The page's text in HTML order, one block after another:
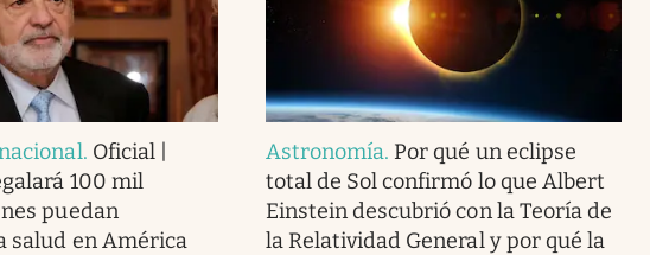
. Oficial |
100 mil
puedan
salud en América
Astronomía. Por qué un eclipse
total de Sol confirmó lo que Albert
Einstein descubrió con la Teoría de
la Relatividad General y por qué la